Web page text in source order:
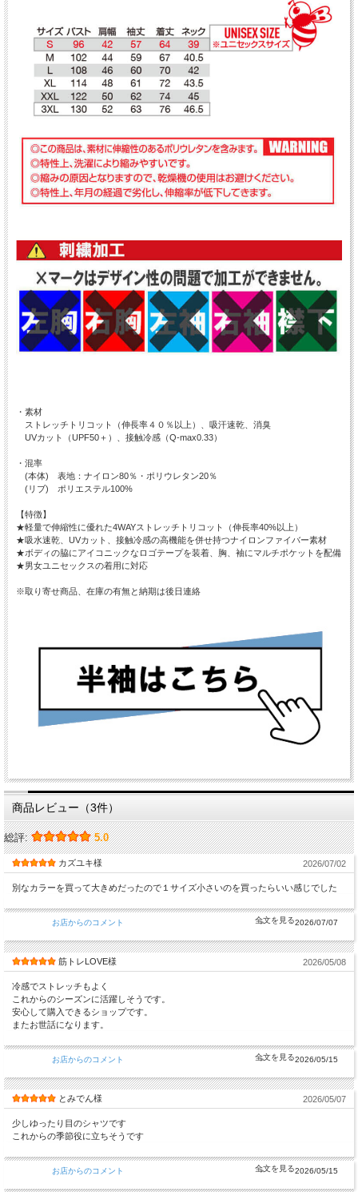
・素材
ストレッチトリコット（伸長率４０％以上）、吸汗速乾、消臭
UVカット（UPF50＋）、接触冷感（Q-max0.33）
・混率
(本体) 表地：ナイロン80％・ポリウレタン20％
(リブ) ポリエステル100%
【特徴】
★軽量で伸縮性に優れた4WAYストレッチトリコット（伸長率40%以上）
★吸水速乾、UVカット、接触冷感の高機能を併せ持つナイロンファイバー素材
★ボディの脇にアイコニックなロゴテープを装着、胸、袖にマルチポケットを配備
★男女ユニセックスの着用に対応
※取り寄せ商品、在庫の有無と納期は後日連絡
商品レビュー（3件）
総評: 5.0
カズユキ様 2026/07/02
別なカラーを買って大きめだったので１サイズ小さいのを買ったらいい感じでした
お店からのコメント 2026/07/07
筋トレLOVE様 2026/05/08
冷感でストレッチもよく
これからのシーズンに活躍しそうです。
安心して購入できるショップです。
またお世話になります。
お店からのコメント 2026/05/15
とみでん様 2026/05/07
少しゆったり目のシャツです
これからの季節役に立ちそうです
お店からのコメント 2026/05/15